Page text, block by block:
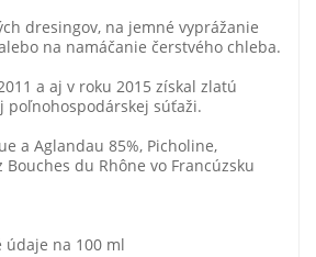
dresingov, na jemné vyprážanie
na namáčanie čerstvého chleba.
a aj v roku 2015 získal zlatú
poľnohospodárskej súťaži.
a Aglandau 85%, Picholine,
Bouches du Rhône vo Francúzsku
na 100 ml